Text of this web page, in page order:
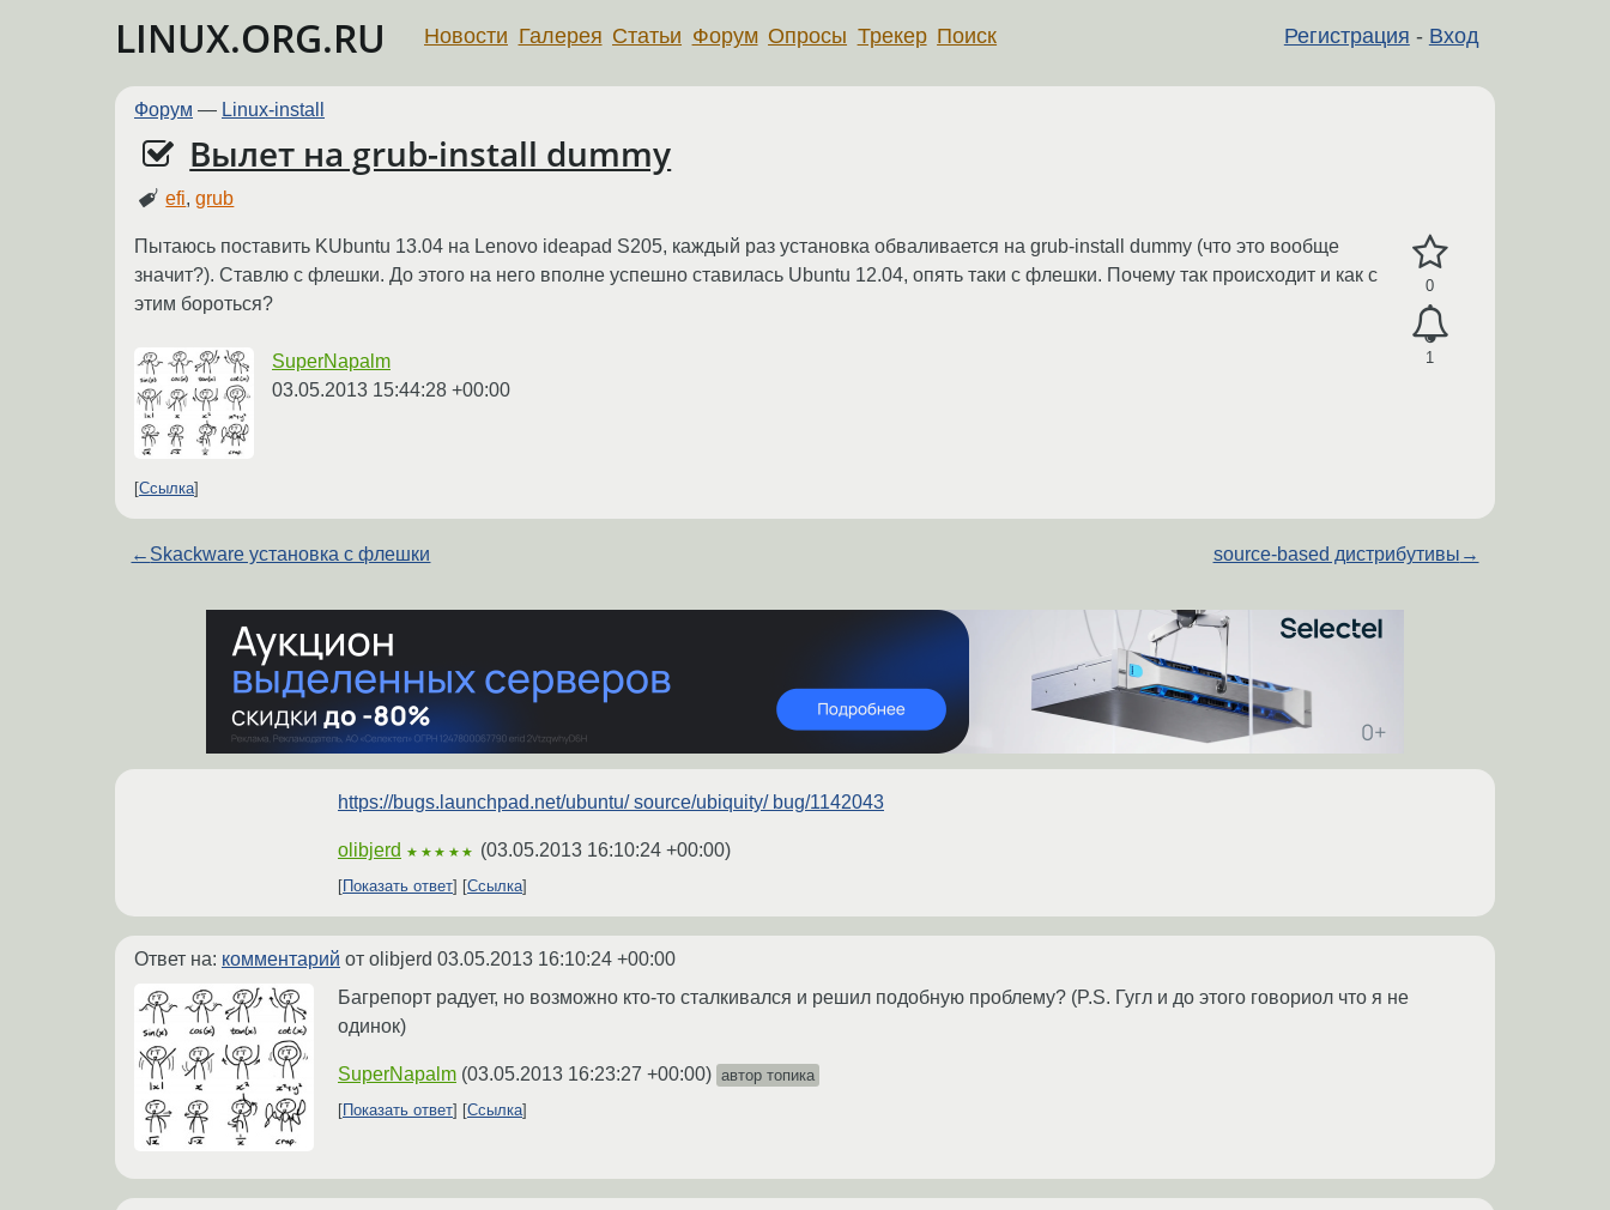
LINUX.ORG.RU Регистрация - Вход
Новости Галерея Статьи Форум Опросы Трекер Поиск
Форум — Linux-install
Вылет на grub-install dummy
efi,grub
0
1
Пытаюсь поставить KUbuntu 13.04 на Lenovo ideapad S205, каждый раз установка обваливается на grub-install dummy (что это вообще
значит?). Ставлю с флешки. До этого на него вполне успешно ставилась Ubuntu 12.04, опять таки с флешки. Почему так происходит и как с
этим бороться?
SuperNapalm
03.05.2013 15:44:28 +00:00
Ссылка
← Skackware установка с флешки source-based дистрибутивы →
https://bugs.launchpad.net/ubuntu/ source/ubiquity/ bug/1142043
olibjerd ★★★★★ (03.05.2013 16:10:24 +00:00)
Показать ответ Ссылка
Ответ на: комментарий от olibjerd 03.05.2013 16:10:24 +00:00
Багрепорт радует, но возможно кто-то сталкивался и решил подобную проблему? (P.S. Гугл и до этого говориол что я не
одинок)
SuperNapalm (03.05.2013 16:23:27 +00:00) автор топика
Показать ответ
Ссылка